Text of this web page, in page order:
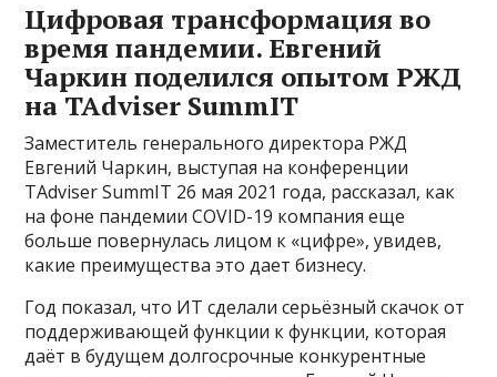
Цифровая трансформация во
время пандемии. Евгений
Чаркин поделился опытом РЖД
на TAdviser SummIT
Заместитель генерального директора РЖД
Евгений Чаркин, выступая на конференции
TAdviser SummIT 26 мая 2021 года, рассказал, как
на фоне пандемии COVID-19 компания еще
больше повернулась лицом к «цифре», увидев,
какие преимущества это дает бизнесу.
Год показал, что ИТ сделали серьёзный скачок от
поддерживающей функции к функции, которая
даёт в будущем долгосрочные конкурентные